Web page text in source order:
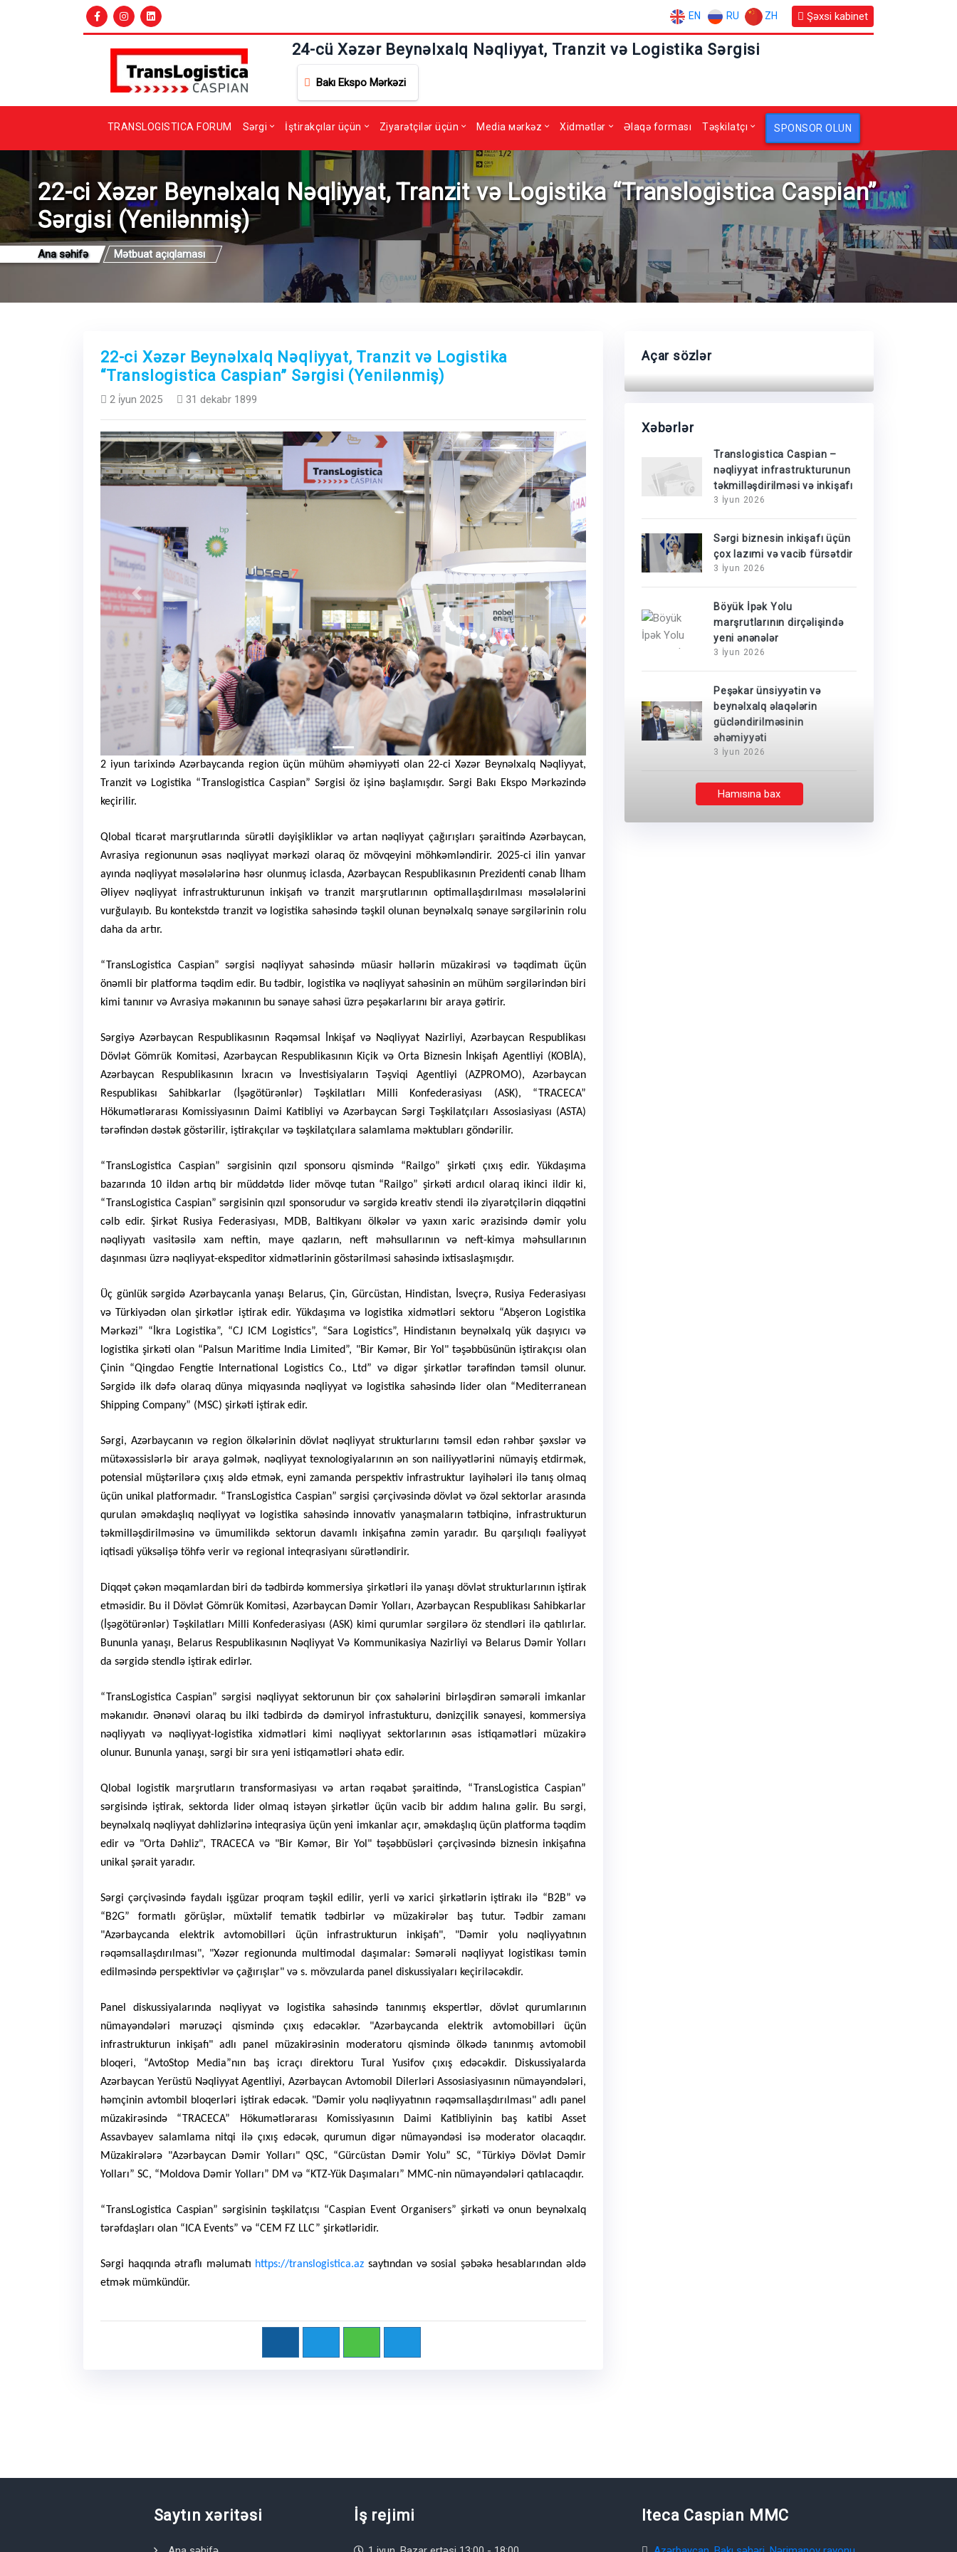
EN RU ZH Şəxsi kabinet
24-cü Xəzər Beynəlxalq Nəqliyyat, Tranzit və Logistika Sərgisi
Bakı Ekspo Mərkəzi
TRANSLOGISTICA FORUM Sərgi İştirakçılar üçün Ziyarətçilər üçün Media мərkəz Xidmətlər Əlaqə forması Təşkilatçı SPONSOR OLUN
22-ci Xəzər Beynəlxalq Nəqliyyat, Tranzit və Logistika “Translogistica Caspian”
Sərgisi (Yenilənmiş)
Ana səhifə Mətbuat açıqlaması
22-ci Xəzər Beynəlxalq Nəqliyyat, Tranzit və Logistika
“Translogistica Caspian” Sərgisi (Yenilənmiş)
2 i̇yun 2025 31 dekabr 1899
Previous Next
2 iyun tarixində Azərbaycanda region üçün mühüm əhəmiyyəti olan 22-ci Xəzər Beynəlxalq Nəqliyyat,
Tranzit və Logistika “Translogistica Caspian” Sərgisi öz işinə başlamışdır. Sərgi Bakı Ekspo Mərkəzində
keçirilir.
Qlobal ticarət marşrutlarında sürətli dəyişikliklər və artan nəqliyyat çağırışları şəraitində Azərbaycan,
Avrasiya regionunun əsas nəqliyyat mərkəzi olaraq öz mövqeyini möhkəmləndirir. 2025-ci ilin yanvar
ayında nəqliyyat məsələlərinə həsr olunmuş iclasda, Azərbaycan Respublikasının Prezidenti cənab İlham
Əliyev nəqliyyat infrastrukturunun inkişafı və tranzit marşrutlarının optimallaşdırılması məsələlərini
vurğulayıb. Bu kontekstdə tranzit və logistika sahəsində təşkil olunan beynəlxalq sənaye sərgilərinin rolu
daha da artır.
“TransLogistica Caspian” sərgisi nəqliyyat sahəsində müasir həllərin müzakirəsi və təqdimatı üçün
önəmli bir platforma təqdim edir. Bu tədbir, logistika və nəqliyyat sahəsinin ən mühüm sərgilərindən biri
kimi tanınır və Avrasiya məkanının bu sənaye sahəsi üzrə peşəkarlarını bir araya gətirir.
Sərgiyə Azərbaycan Respublikasının Rəqəmsal İnkişaf və Nəqliyyat Nazirliyi, Azərbaycan Respublikası
Dövlət Gömrük Komitəsi, Azərbaycan Respublikasının Kiçik və Orta Biznesin İnkişafı Agentliyi (KOBİA),
Azərbaycan Respublikasının İxracın və İnvestisiyaların Təşviqi Agentliyi (AZPROMO), Azərbaycan
Respublikası Sahibkarlar (İşəgötürənlər) Təşkilatları Milli Konfederasiyası (ASK), “TRACECA”
Hökumətlərarası Komissiyasının Daimi Katibliyi və Azərbaycan Sərgi Təşkilatçıları Assosiasiyası (ASTA)
tərəfindən dəstək göstərilir, iştirakçılar və təşkilatçılara salamlama məktubları göndərilir.
“TransLogistica Caspian” sərgisinin qızıl sponsoru qismində “Railgo” şirkəti çıxış edir. Yükdaşıma
bazarında 10 ildən artıq bir müddətdə lider mövqe tutan “Railgo” şirkəti ardıcıl olaraq ikinci ildir ki,
“TransLogistica Caspian” sərgisinin qızıl sponsorudur və sərgidə kreativ stendi ilə ziyarətçilərin diqqətini
cəlb edir. Şirkət Rusiya Federasiyası, MDB, Baltikyanı ölkələr və yaxın xaric ərazisində dəmir yolu
nəqliyyatı vasitəsilə xam neftin, maye qazların, neft məhsullarının və neft-kimya məhsullarının
daşınması üzrə nəqliyyat-ekspeditor xidmətlərinin göstərilməsi sahəsində ixtisaslaşmışdır.
Üç günlük sərgidə Azərbaycanla yanaşı Belarus, Çin, Gürcüstan, Hindistan, İsveçrə, Rusiya Federasiyası
və Türkiyədən olan şirkətlər iştirak edir. Yükdaşıma və logistika xidmətləri sektoru “Abşeron Logistika
Mərkəzi” “İkra Logistika”, “CJ ICM Logistics”, “Sara Logistics”, Hindistanın beynəlxalq yük daşıyıcı və
logistika şirkəti olan “Palsun Maritime India Limited”, "Bir Kəmər, Bir Yol" təşəbbüsünün iştirakçısı olan
Çinin “Qingdao Fengtie International Logistics Co., Ltd” və digər şirkətlər tərəfindən təmsil olunur.
Sərgidə ilk dəfə olaraq dünya miqyasında nəqliyyat və logistika sahəsində lider olan “Mediterranean
Shipping Company” (MSC) şirkəti iştirak edir.
Sərgi, Azərbaycanın və region ölkələrinin dövlət nəqliyyat strukturlarını təmsil edən rəhbər şəxslər və
mütəxəssislərlə bir araya gəlmək, nəqliyyat texnologiyalarının ən son nailiyyətlərini nümayiş etdirmək,
potensial müştərilərə çıxış əldə etmək, eyni zamanda perspektiv infrastruktur layihələri ilə tanış olmaq
üçün unikal platformadır. “TransLogistica Caspian” sərgisi çərçivəsində dövlət və özəl sektorlar arasında
qurulan əməkdaşlıq nəqliyyat və logistika sahəsində innovativ yanaşmaların tətbiqinə, infrastrukturun
təkmilləşdirilməsinə və ümumilikdə sektorun davamlı inkişafına zəmin yaradır. Bu qarşılıqlı fəaliyyət
iqtisadi yüksəlişə töhfə verir və regional inteqrasiyanı sürətləndirir.
Diqqət çəkən məqamlardan biri də tədbirdə kommersiya şirkətləri ilə yanaşı dövlət strukturlarının iştirak
etməsidir. Bu il Dövlət Gömrük Komitəsi, Azərbaycan Dəmir Yolları, Azərbaycan Respublikası Sahibkarlar
(İşəgötürənlər) Təşkilatları Milli Konfederasiyası (ASK) kimi qurumlar sərgilərə öz stendləri ilə qatılırlar.
Bununla yanaşı, Belarus Respublikasının Nəqliyyat Və Kommunikasiya Nazirliyi və Belarus Dəmir Yolları
da sərgidə stendlə iştirak edirlər.
“TransLogistica Caspian” sərgisi nəqliyyat sektorunun bir çox sahələrini birləşdirən səmərəli imkanlar
məkanıdır. Ənənəvi olaraq bu ilki tədbirdə də dəmiryol infrastukturu, dənizçilik sənayesi, kommersiya
nəqliyyatı və nəqliyyat-logistika xidmətləri kimi nəqliyyat sektorlarının əsas istiqamətləri müzakirə
olunur. Bununla yanaşı, sərgi bir sıra yeni istiqamətləri əhatə edir.
Qlobal logistik marşrutların transformasiyası və artan rəqabət şəraitində, “TransLogistica Caspian”
sərgisində iştirak, sektorda lider olmaq istəyən şirkətlər üçün vacib bir addım halına gəlir. Bu sərgi,
beynəlxalq nəqliyyat dəhlizlərinə inteqrasiya üçün yeni imkanlar açır, əməkdaşlıq üçün platforma təqdim
edir və "Orta Dəhliz", TRACECA və "Bir Kəmər, Bir Yol" təşəbbüsləri çərçivəsində biznesin inkişafına
unikal şərait yaradır.
Sərgi çərçivəsində faydalı işgüzar proqram təşkil edilir, yerli və xarici şirkətlərin iştirakı ilə “B2B” və
“B2G” formatlı görüşlər, müxtəlif tematik tədbirlər və müzakirələr baş tutur. Tədbir zamanı
"Azərbaycanda elektrik avtomobilləri üçün infrastrukturun inkişafı", "Dəmir yolu nəqliyyatının
rəqəmsallaşdırılması", "Xəzər regionunda multimodal daşımalar: Səmərəli nəqliyyat logistikası təmin
edilməsində perspektivlər və çağırışlar" və s. mövzularda panel diskussiyaları keçiriləcəkdir.
Panel diskussiyalarında nəqliyyat və logistika sahəsində tanınmış ekspertlər, dövlət qurumlarının
nümayəndələri məruzəçi qismində çıxış edəcəklər. "Azərbaycanda elektrik avtomobilləri üçün
infrastrukturun inkişafı" adlı panel müzakirəsinin moderatoru qismində ölkədə tanınmış avtomobil
bloqeri, “AvtoStop Media”nın baş icraçı direktoru Tural Yusifov çıxış edəcəkdir. Diskussiyalarda
Azərbaycan Yerüstü Nəqliyyat Agentliyi, Azərbaycan Avtomobil Dilerləri Assosiasiyasının nümayəndələri,
həmçinin avtombil bloqerləri iştirak edəcək. "Dəmir yolu nəqliyyatının rəqəmsallaşdırılması" adlı panel
müzakirəsində “TRACECA” Hökumətlərarası Komissiyasının Daimi Katibliyinin baş katibi Asset
Assavbayev salamlama nitqi ilə çıxış edəcək, qurumun digər nümayəndəsi isə moderator olacaqdır.
Müzakirələrə "Azərbaycan Dəmir Yolları" QSC, “Gürcüstan Dəmir Yolu” SC, “Türkiyə Dövlət Dəmir
Yolları” SC, “Moldova Dəmir Yolları” DM və “KTZ-Yük Daşımaları” MMC-nin nümayəndələri qatılacaqdır.
“TransLogistica Caspian” sərgisinin təşkilatçısı “Caspian Event Organisers” şirkəti və onun beynəlxalq
tərəfdaşları olan “ICA Events” və “CEM FZ LLC” şirkətləridir.
Sərgi haqqında ətraflı məlumatı https://translogistica.az saytından və sosial şəbəkə hesablarından əldə
etmək mümkündür.
Açar sözlər
Xəbərlər
Translogistica Caspian –
nəqliyyat infrastrukturunun
təkmilləşdirilməsi və inkişafı
3 İyun 2026
Sərgi biznesin inkişafı üçün
çox lazımi və vacib fürsətdir
3 İyun 2026
Böyük İpək Yolu
marşrutlarının dirçəlişində
yeni ənənələr
3 İyun 2026
Peşəkar ünsiyyətin və
beynəlxalq əlaqələrin
gücləndirilməsinin
əhəmiyyəti
3 İyun 2026
Hamısına bax
Saytın xəritəsi İş rejimi Iteca Caspian MMC